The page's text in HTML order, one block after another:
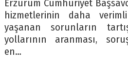
Erzurum Cumhuriyet
hizmetlerinin daha
yaşanan sorunların
yollarının aranması,
en…